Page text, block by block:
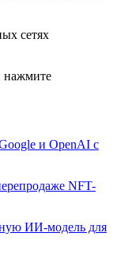
сетях
нажмите
и OpenAI с
NFT-
ИИ-модель для